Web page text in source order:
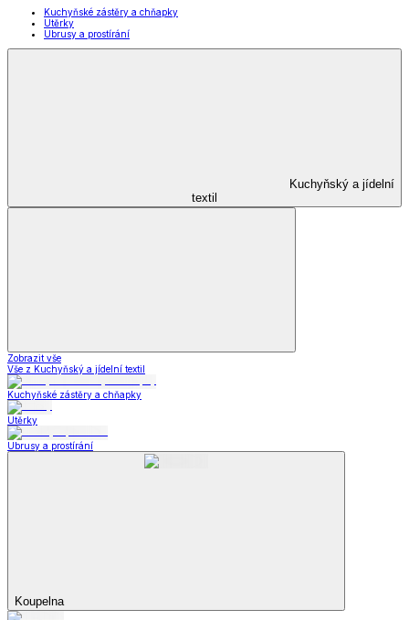
Kuchyňské zástěry a chňapky
Utěrky
Ubrusy a prostírání
Kuchyňský a jídelní
textil
Zobrazit vše
Vše z Kuchyňský a jídelní textil
Kuchyňské zástěry a chňapky
Utěrky
Ubrusy a prostírání
Koupelna